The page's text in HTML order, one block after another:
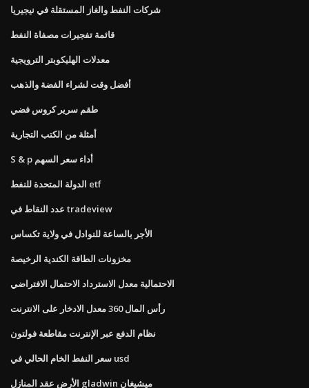
شركات النفط والغاز المستقلة في نيجيريا
قائمة تفجيرات مصفاة النفط
معدلات الهليكوبتر الترويجية
أفضل وقت لشراء الفضة والذهب
طقم سرير كروس فضي
أمثلة من الكتب التجارية
S & p أداء سعر السهم
الدولة المتحدة للنفط etf
عدد النقاط في tradeview
الأجر بالساعة للنوادل في ولاية تكساس
مخزونات الطاقة الكندية الرخيصة
الاحتمالية معدل الاسترداد الاحتمال الافتراضي
رأس المال 360 معدل الادخار على الانترنت
نظام الدفع عبر الإنترنت مقاطعة فولتون
سعر النفط الخام الحالي في usd
الأرض عقد المنازل gladwin ميشيغان